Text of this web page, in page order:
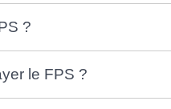
?
le FPS ?